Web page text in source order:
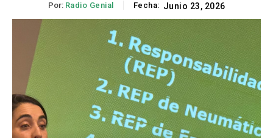
Por: Radio Genial Fecha: Junio 23, 2026